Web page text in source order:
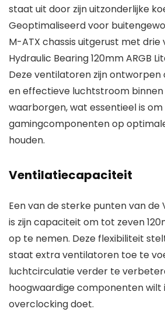
staat uit door zijn uitzonderlijke
Geoptimaliseerd voor
M-ATX chassis uitgerust met
Hydraulic Bearing 120mm ARGB
Deze ventilatoren zijn
en effectieve luchtstroom
waarborgen, wat essentieel is om
gamingcomponenten op
houden.
Ventilatiecapaciteit
Een van de sterke punten van de
is zijn capaciteit om tot zeven
op te nemen. Deze flexibiliteit
staat extra ventilatoren toe te
luchtcirculatie verder te
hoogwaardige componenten wilt
overclocking doet.